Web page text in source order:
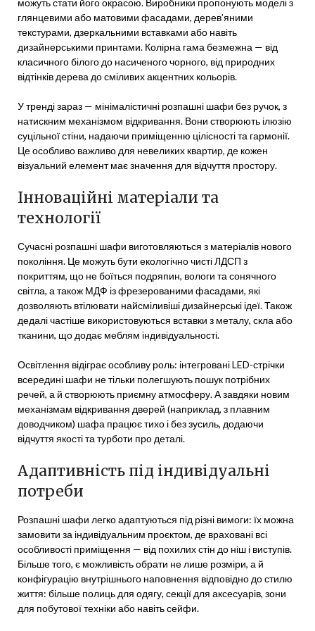
можуть стати його окрасою. Виробники пропонують моделі з
глянцевими або матовими фасадами, дерев’яними
текстурами, дзеркальними вставками або навіть
дизайнерськими принтами. Колірна гама безмежна — від
класичного білого до насиченого чорного, від природних
відтінків дерева до сміливих акцентних кольорів.
У тренді зараз — мінімалістичні розпашні шафи без ручок, з
натискним механізмом відкривання. Вони створюють ілюзію
суцільної стіни, надаючи приміщенню цілісності та гармонії.
Це особливо важливо для невеликих квартир, де кожен
візуальний елемент має значення для відчуття простору.
Інноваційні матеріали та
технології
Сучасні розпашні шафи виготовляються з матеріалів нового
покоління. Це можуть бути екологічно чисті ЛДСП з
покриттям, що не боїться подряпин, вологи та сонячного
світла, а також МДФ із фрезерованими фасадами, які
дозволяють втілювати найсміливіші дизайнерські ідеї. Також
дедалі частіше використовуються вставки з металу, скла або
тканини, що додає меблям індивідуальності.
Освітлення відіграє особливу роль: інтегровані LED-стрічки
всередині шафи не тільки полегшують пошук потрібних
речей, а й створюють приємну атмосферу. А завдяки новим
механізмам відкривання дверей (наприклад, з плавним
доводчиком) шафа працює тихо і без зусиль, додаючи
відчуття якості та турботи про деталі.
Адаптивність під індивідуальні
потреби
Розпашні шафи легко адаптуються під різні вимоги: їх можна
замовити за індивідуальним проєктом, де враховані всі
особливості приміщення — від похилих стін до ніш і виступів.
Більше того, є можливість обрати не лише розміри, а й
конфігурацію внутрішнього наповнення відповідно до стилю
життя: більше полиць для одягу, секції для аксесуарів, зони
для побутової техніки або навіть сейфи.